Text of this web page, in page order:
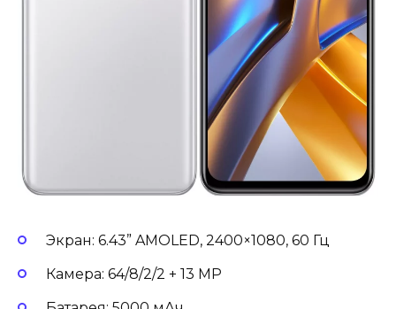
Экран: 6.43” AMOLED, 2400×1080, 60 Гц
Камера: 64/8/2/2 + 13 MP